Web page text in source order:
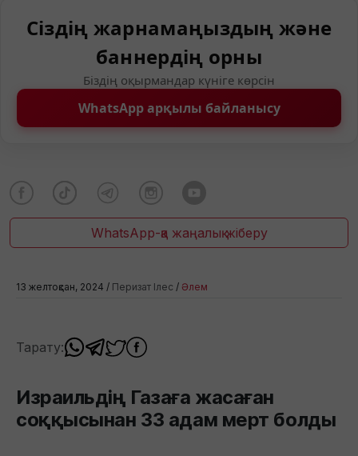
Сіздің жарнамаңыздың және
баннердің орны
Біздің оқырмандар күніге көрсін
WhatsApp арқылы байланысу
WhatsApp-қа жаңалық жіберу
13 желтоқсан, 2024 / Перизат Ілес / Әлем
Тарату:
Израильдің Газаға жасаған
соққысынан 33 адам мерт болды